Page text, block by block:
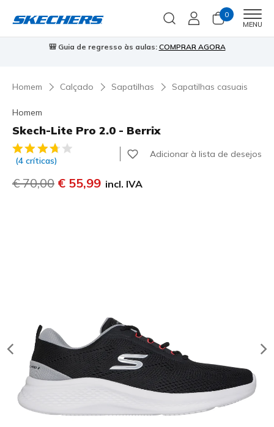
0
MENU
Skechers VIP: 45 dias de devolução para membrosInscreve-te
Homem Calçado Sapatilhas Sapatilhas casuais
Homem
Skech-Lite Pro 2.0 - Berrix
3$6 de 5 – Classificação do cliente
(4 críticas)
Adicionar à lista de desejos
Preço com desconto de
€ 70,00 para
€ 55,99 incl. IVA